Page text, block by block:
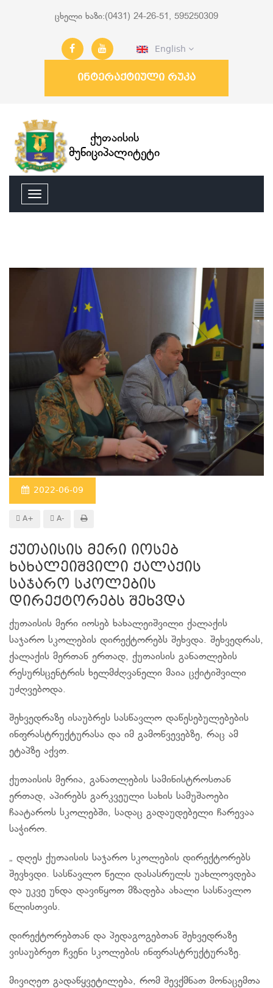
ცხელი ხაზი:(0431) 24-26-51, 595250309
English
ინტერაქტიული რუკა
ქუთაისის
მუნიციპალიტეტი
2022-06-09
A+ A-
ქუთაისის მერი იოსებ
ხახალეიშვილი ქალაქის
საჯარო სკოლების
დირექტორებს შეხვდა
ქუთაისის მერი იოსებ ხახალეიშვილი ქალაქის
საჯარო სკოლების დირექტორებს შეხვდა. შეხვედრას,
ქალაქის მერთან ერთად, ქუთაისის განათლების
რესურსცენტრის ხელმძღვანელი მაია ცქიტიშვილი
უძღვებოდა.
შეხვედრაზე ისაუბრეს სასწავლო დაწესებულებების
ინფრასტრუქტურასა და იმ გამოწვევებზე, რაც ამ
ეტაპზე აქვთ.
ქუთაისის მერია, განათლების სამინისტროსთან
ერთად, აპირებს გარკვეული სახის სამუშაოები
ჩაატაროს სკოლებში, სადაც გადაუდებელი ჩარევაა
საჭირო.
„ დღეს ქუთაისის საჯარო სკოლების დირექტორებს
შევხვდი. სასწავლო წელი დასასრულს უახლოვდება
და უკვე უნდა დავიწყოთ მზადება ახალი სასწავლო
წლისთვის.
დირექტორებთან და პედაგოგებთან შეხვედრაზე
ვისაუბრეთ ჩვენი სკოლების ინფრასტრუქტურაზე.
მივიღეთ გადაწყვეტილება, რომ შევქმნათ მონაცემთა